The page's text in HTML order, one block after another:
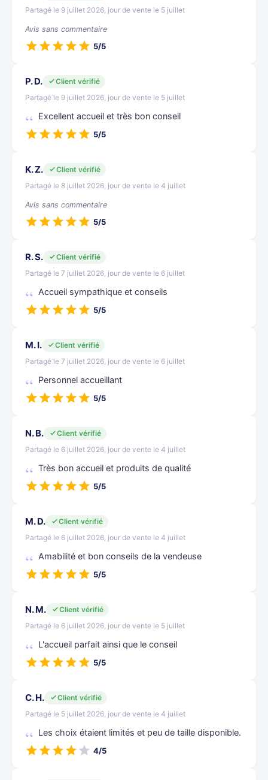
Partagé le 9 juillet 2026, jour de vente le 5 juillet
Avis sans commentaire
5/5
P. D.
Client vérifié
Partagé le 9 juillet 2026, jour de vente le 5 juillet
Excellent accueil et très bon conseil
5/5
K. Z.
Client vérifié
Partagé le 8 juillet 2026, jour de vente le 4 juillet
Avis sans commentaire
5/5
R. S.
Client vérifié
Partagé le 7 juillet 2026, jour de vente le 6 juillet
Accueil sympathique et conseils
5/5
M. I.
Client vérifié
Partagé le 7 juillet 2026, jour de vente le 6 juillet
Personnel accueillant
5/5
N. B.
Client vérifié
Partagé le 6 juillet 2026, jour de vente le 4 juillet
Très bon accueil et produits de qualité
5/5
M. D.
Client vérifié
Partagé le 6 juillet 2026, jour de vente le 4 juillet
Amabilité et bon conseils de la vendeuse
5/5
N. M.
Client vérifié
Partagé le 6 juillet 2026, jour de vente le 5 juillet
L'accueil parfait ainsi que le conseil
5/5
C. H.
Client vérifié
Partagé le 5 juillet 2026, jour de vente le 4 juillet
Les choix étaient limités et peu de taille disponible.
4/5